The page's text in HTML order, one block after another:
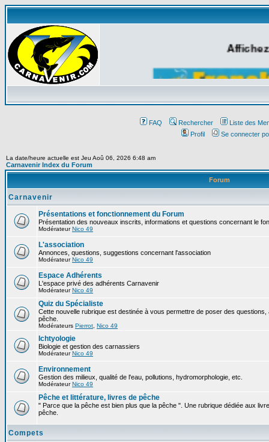
FAQ Rechercher
Liste des
Profil
Se connecter
La date/heure actuelle est Jeu Aoû 06, 2026 6:48 am
Carnavenir Index du Forum
Forum
Carnavenir
Présentations et fonctionnement du Forum
Présentation des nouveaux inscrits, informations et questions concernant le
ModérateurNico 49
L'association
Annonces, questions, suggestions concernant l'association
ModérateurNico 49
Espace Adhérents
L'espace privé des adhérents Carnavenir
ModérateurNico 49
Quiz du Spécialiste
Cette nouvelle rubrique est destinée à vous permettre de poser des
pêche.
Modérateurs Pierrot Nico 49
Ichtyologie
Biologie et gestion des carnassiers
ModérateurNico 49
Environnement
Gestion des milieux, qualité de l'eau, pollutions, hydromorphologie, etc.
ModérateurNico 49
Pêche et littérature, livres de pêche
" Parce que la pêche est bien plus que la pêche ". Une rubrique dédiée aux
pêche.
Compets